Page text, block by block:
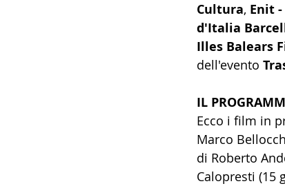
Cultura, Enit
d'Italia
Illes Balears
dell'evento
IL
Ecco i film in
Marco
di Roberto
Calopresti (15